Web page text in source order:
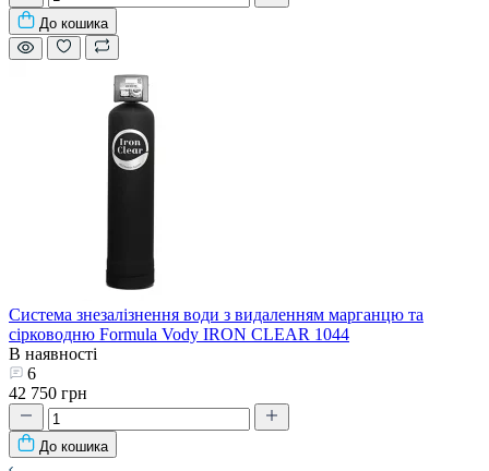
До кошика
Система знезалізнення води з видаленням марганцю та
сірководню Formula Vody IRON CLEAR 1044
В наявності
6
42 750 грн
До кошика